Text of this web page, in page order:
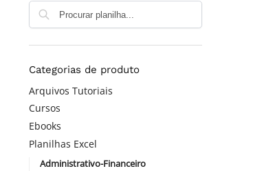
Categorias de produto
Arquivos Tutoriais
Cursos
Ebooks
Planilhas Excel
Administrativo-Financeiro